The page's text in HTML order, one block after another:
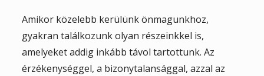
Amikor közelebb kerülünk önmagunkhoz,
gyakran találkozunk olyan részeinkkel is,
amelyeket addig inkább távol tartottunk. Az
érzékenységgel, a bizonytalansággal, azzal az